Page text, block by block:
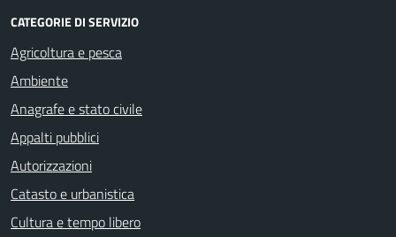
CATEGORIE DI SERVIZIO
Agricoltura e pesca
Ambiente
Anagrafe e stato civile
Appalti pubblici
Autorizzazioni
Catasto e urbanistica
Cultura e tempo libero